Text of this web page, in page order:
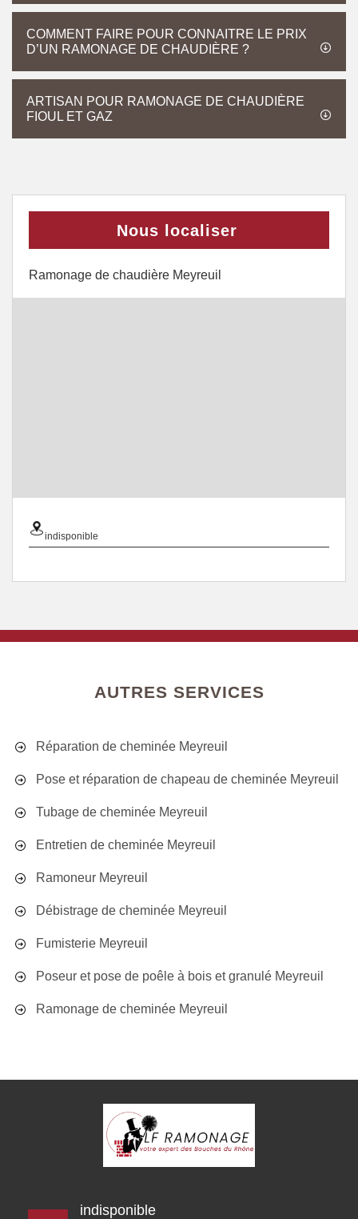
COMMENT FAIRE POUR CONNAITRE LE PRIX
D’UN RAMONAGE DE CHAUDIÈRE ?
ARTISAN POUR RAMONAGE DE CHAUDIÈRE
FIOUL ET GAZ
Nous localiser
Ramonage de chaudière Meyreuil
indisponible
AUTRES SERVICES
Réparation de cheminée Meyreuil
Pose et réparation de chapeau de cheminée Meyreuil
Tubage de cheminée Meyreuil
Entretien de cheminée Meyreuil
Ramoneur Meyreuil
Débistrage de cheminée Meyreuil
Fumisterie Meyreuil
Poseur et pose de poêle à bois et granulé Meyreuil
Ramonage de cheminée Meyreuil
indisponible